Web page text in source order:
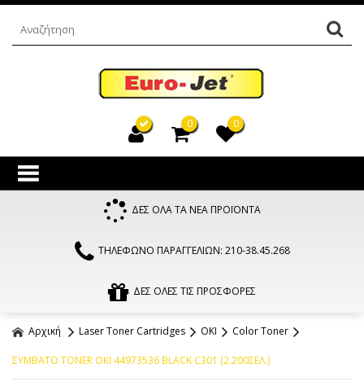
0 0
ΔΕΣ ΟΛΑ ΤΑ ΝΕΑ ΠΡΟΪΟΝΤΑ
ΤΗΛΕΦΩΝΟ ΠΑΡΑΓΓΕΛΙΩΝ: 210-38.45.268
ΔΕΣ ΟΛΕΣ ΤΙΣ ΠΡΟΣΦΟΡΕΣ
Αρχική Laser Toner Cartridges OKI Color Toner
ΣΥΜΒΑΤΟ TONER OKI 44973536 BLACK C301 (2.200ΣΕΛ.)